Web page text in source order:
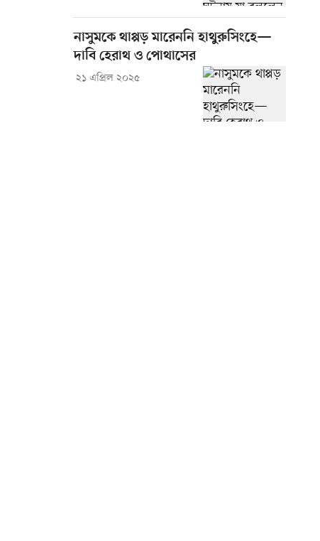
নাসুমকে থাপ্পড় মারেননি হাথুরুসিংহে—
দাবি হেরাথ ও পোথাসের
২১ এপ্রিল ২০২৫